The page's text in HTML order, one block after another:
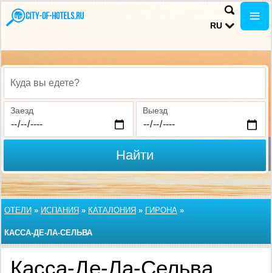
RU
Куда вы едете?
Заезд Выезд
Найти
ОТЕЛИ » ИСПАНИЯ » КАТАЛОНИЯ » ГИРОНА »
КАССА-ДЕ-ЛА-СЕЛЬВА
Касса-Де-Ла-Сельва